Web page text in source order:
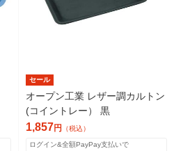
セール
オープン工業 レザー調カルトン
(コイントレー） 黒
1,857円 （税込）
ログイン&全額PayPay支払いで